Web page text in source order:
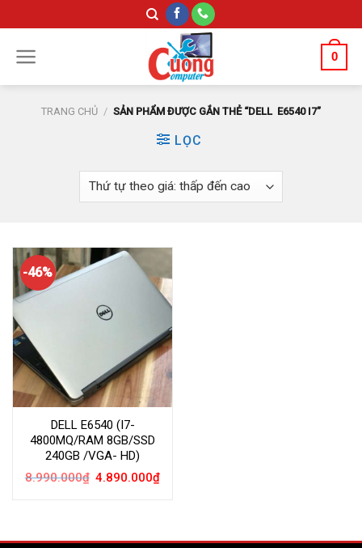
to
content
0
TRANG CHỦ / SẢN PHẨM ĐƯỢC GẮN THẺ “DELL E6540 I7”
LỌC
-46%
DELL E6540 (I7-
4800MQ/RAM 8GB/SSD
240GB /VGA- HD)
8.990.000₫ Giá
4.890.000₫Giá